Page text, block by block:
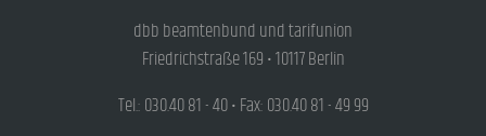
dbb beamtenbund und tarifunion
Friedrichstraße 169 • 10117 Berlin
Tel.: 030.40 81 - 40 • Fax: 030.40 81 - 49 99